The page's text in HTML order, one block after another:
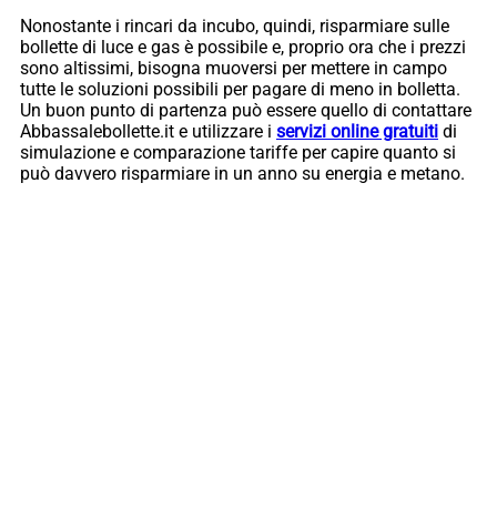
Nonostante i rincari da incubo, quindi, risparmiare sulle
bollette di luce e gas è possibile e, proprio ora che i prezzi
sono altissimi, bisogna muoversi per mettere in campo
tutte le soluzioni possibili per pagare di meno in bolletta.
Un buon punto di partenza può essere quello di contattare
Abbassalebollette.it e utilizzare i servizi online gratuiti di
simulazione e comparazione tariffe per capire quanto si
può davvero risparmiare in un anno su energia e metano.